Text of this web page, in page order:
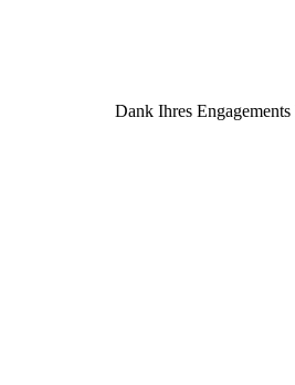
Dank Ihres